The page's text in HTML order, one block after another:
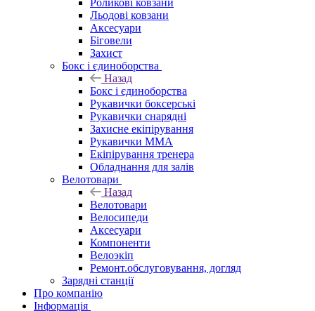
Роликові ковзани
Льодові ковзани
Аксесуари
Біговели
Захист
Бокс і єдиноборства
Назад
Бокс і єдиноборства
Рукавички боксерські
Рукавички снарядні
Захисне екіпірування
Рукавички ММА
Екіпірування тренера
Обладнання для залів
Велотовари
Назад
Велотовари
Велосипеди
Аксесуари
Компоненти
Велоэкіп
Ремонт.обслуговування, догляд
Зарядні станції
Про компанію
Інформація